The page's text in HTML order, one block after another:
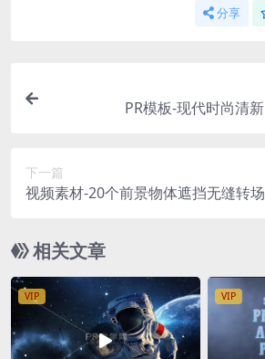
分享
PR模板-现代时尚清
下一篇
视频素材-20个前景物体遮挡无缝转
相关文章
VIP VIP